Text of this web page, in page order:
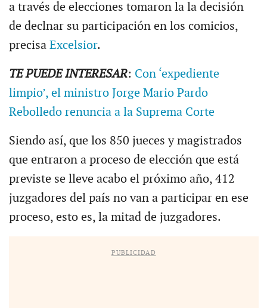
a través de elecciones tomaron la la decisión
de declnar su participación en los comicios,
precisa Excelsior.
TE PUEDE INTERESAR: Con ‘expediente
limpio’, el ministro Jorge Mario Pardo
Rebolledo renuncia a la Suprema Corte
Siendo así, que los 850 jueces y magistrados
que entraron a proceso de elección que está
previste se lleve acabo el próximo año, 412
juzgadores del país no van a participar en ese
proceso, esto es, la mitad de juzgadores.
PUBLICIDAD